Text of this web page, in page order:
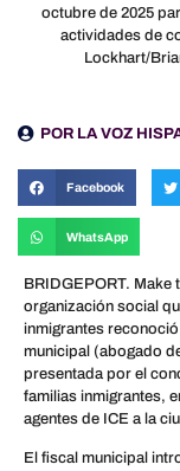
octubre de 2025
actividades de
Lockhart/
POR LA VOZ
Facebook
WhatsApp
BRIDGEPORT. Make
organización social
inmigrantes
municipal (abogado
presentada por el
familias inmigrantes,
agentes de ICE a la
El fiscal municipal